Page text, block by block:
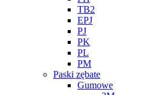
TB2
EPJ
PJ
PK
PL
PM
Paski zębate
Gumowe